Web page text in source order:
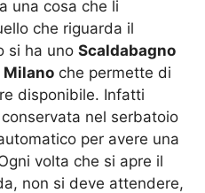
una cosa che li
che riguarda il
si ha unoScaldabagno
Milano che permette di
disponibile. Infatti
conservata nel serbatoio
per avere una
volta che si apre il
non si deve attendere,